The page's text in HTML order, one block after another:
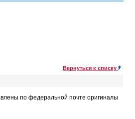
Вернуться к списку
по федеральной почте оригиналы